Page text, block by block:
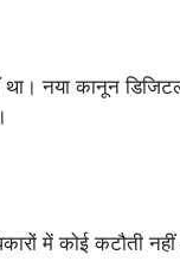
कानून डिजिटल
में कोई कटौती